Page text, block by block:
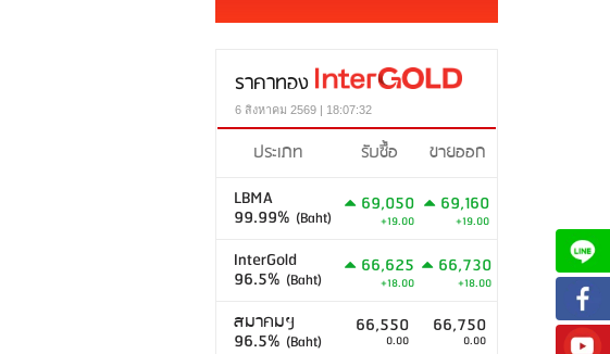
ราคาทอง
6 สิงหาคม 2569 | 18:07:32
ประเภท รับซื้อ
ขายออก
LBMA
99.99% (Baht)
69,050
+19.00
69,160
+19.00
InterGold
96.5% (Baht)
66,625
+18.00
66,730
+18.00
สมาคมฯ
96.5% (Baht)
66,550
0.00
66,750
0.00